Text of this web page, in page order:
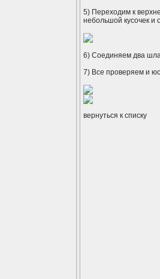
5) Переходим к
небольшой кусочек и
6) Соединяем два
7) Все проверяем и
вернуться к списку